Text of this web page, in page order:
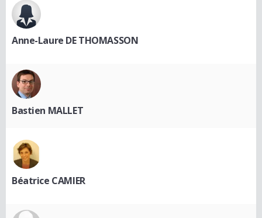
Anne-Laure DE THOMASSON
Bastien MALLET
Béatrice CAMIER